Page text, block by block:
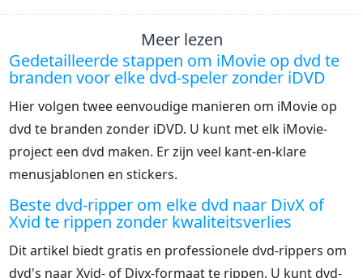
Meer lezen
Gedetailleerde stappen om iMovie op dvd te
branden voor elke dvd-speler zonder iDVD
Hier volgen twee eenvoudige manieren om iMovie op
dvd te branden zonder iDVD. U kunt met elk iMovie-
project een dvd maken. Er zijn veel kant-en-klare
menusjablonen en stickers.
Beste dvd-ripper om elke dvd naar DivX of
Xvid te rippen zonder kwaliteitsverlies
Dit artikel biedt gratis en professionele dvd-rippers om
dvd's naar Xvid- of Divx-formaat te rippen. U kunt dvd-